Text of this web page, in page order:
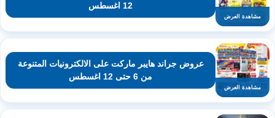
مشاهدة العرض
12 اغسطس
مشاهدة العرض
عروض جراند هايبر ماركت على الالكترونيات المتنوعة
من 6 حتى 12 اغسطس